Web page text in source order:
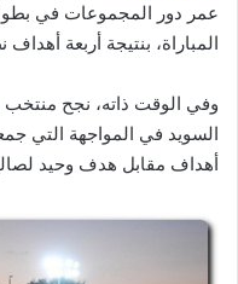
المباراة، بنتيجة أربعة
وفي الوقت ذاته، نجح منتخب
السويد في المواجهة التي
أهداف مقابل هدف وحيد